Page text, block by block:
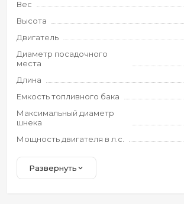
Вес
Высота
Двигатель
Диаметр посадочного
места
Длина
Емкость топливного бака
Максимальный диаметр
шнека
Мощность двигателя в л.с.
Развернуть